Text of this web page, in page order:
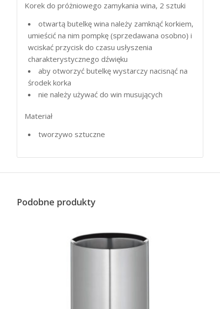
Korek do próżniowego zamykania wina, 2 sztuki
otwartą butelkę wina należy zamknąć korkiem,
umieścić na nim pompkę (sprzedawana osobno) i
wciskać przycisk do czasu usłyszenia
charakterystycznego dźwięku
aby otworzyć butelkę wystarczy nacisnąć na
środek korka
nie należy używać do win musujących
Materiał
tworzywo sztuczne
Podobne produkty